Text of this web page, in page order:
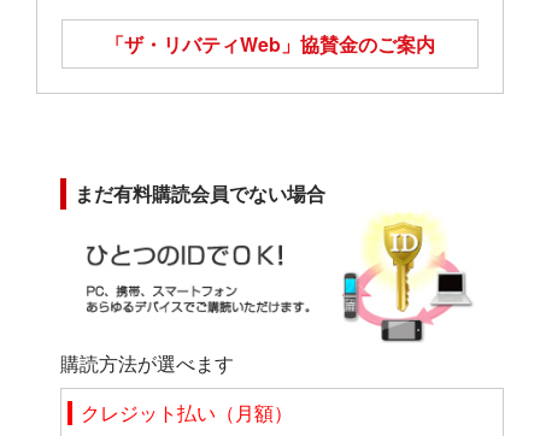
「ザ・リバティWeb」 協賛金のご案内
まだ有料購読会員でない場合
購読方法が選べます
クレジット払い（月額）